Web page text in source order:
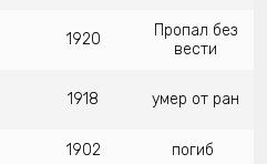
1920
Пропал без
вести
1918 умер от ран
1902 погиб